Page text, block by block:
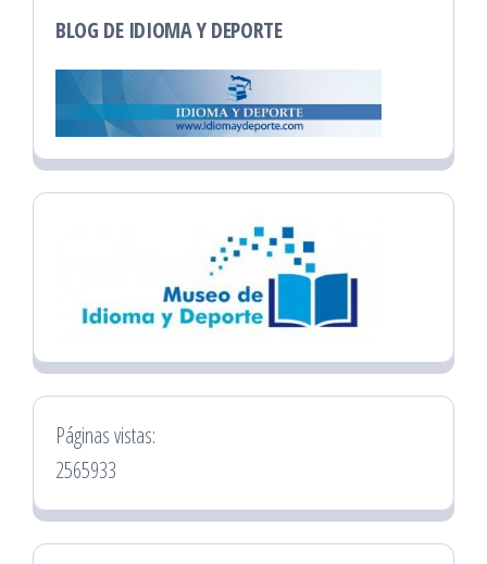
BLOG DE IDIOMA Y DEPORTE
Páginas vistas:
2565933